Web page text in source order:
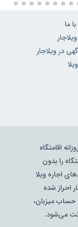
ما
در ویلاجار
اقامتگاه
را بدون
اجاره ویلا
احراز شده
حساب میزبان،
می‌شود.